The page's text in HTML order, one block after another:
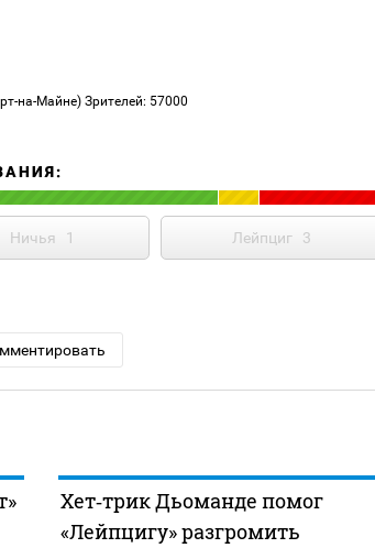
на-Майне) Зрителей: 57000
Ничья 1 Лейпциг 3
Хет‑трик Дьоманде помог
«Лейпцигу» разгромить